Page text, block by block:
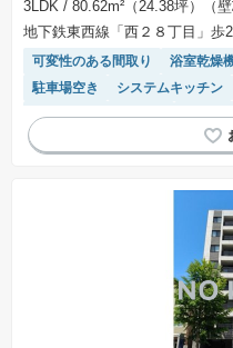
3LDK / 80.62m²（24.38坪）（壁
地下鉄東西線「西２８丁目」歩
可変性のある間取り 浴室乾燥
駐車場空き
システムキッチン
駐輪場・バイク置き場
対面キ
エレベーター
温水